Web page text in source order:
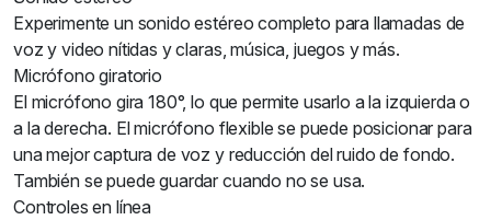
Experimente un sonido estéreo completo para llamadas de
voz y video nítidas y claras, música, juegos y más.
Micrófono giratorio
El micrófono gira 180°, lo que permite usarlo a la izquierda o
a la derecha. El micrófono flexible se puede posicionar para
una mejor captura de voz y reducción del ruido de fondo.
También se puede guardar cuando no se usa.
Controles en línea